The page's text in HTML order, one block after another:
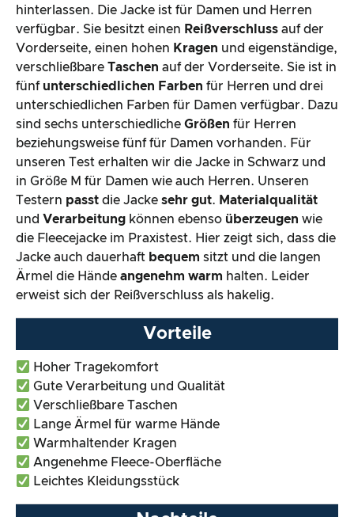
hinterlassen. Die Jacke ist für Damen und Herren
verfügbar. Sie besitzt einen Reißverschluss auf der
Vorderseite, einen hohen Kragen und eigenständige,
verschließbare Taschen auf der Vorderseite. Sie ist in
fünf unterschiedlichen Farben für Herren und drei
unterschiedlichen Farben für Damen verfügbar. Dazu
sind sechs unterschiedliche Größen für Herren
beziehungsweise fünf für Damen vorhanden. Für
unseren Test erhalten wir die Jacke in Schwarz und
in Größe M für Damen wie auch Herren. Unseren
Testern passt die Jacke sehr gut. Materialqualität
und Verarbeitung können ebenso überzeugen wie
die Fleecejacke im Praxistest. Hier zeigt sich, dass die
Jacke auch dauerhaft bequem sitzt und die langen
Ärmel die Hände angenehm warm halten. Leider
erweist sich der Reißverschluss als hakelig.
Vorteile
Hoher Tragekomfort
Gute Verarbeitung und Qualität
Verschließbare Taschen
Lange Ärmel für warme Hände
Warmhaltender Kragen
Angenehme Fleece-Oberfläche
Leichtes Kleidungsstück